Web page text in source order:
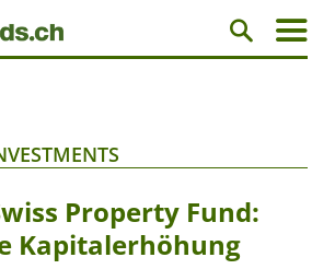
Property Fund:
Kapitalerhöhung